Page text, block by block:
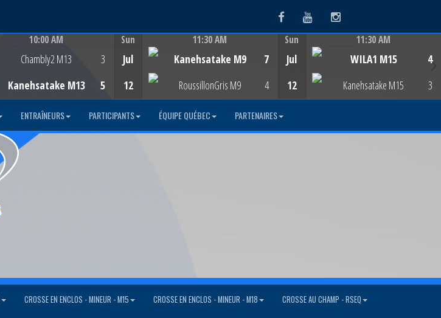
FacebookYoutubeInstagram
10:00 AM
Chambly2 M13
Kanehsatake M13
3
5
Sun
Jul
12
11:30 AM
Kanehsatake M9
RoussillonGris M9
7
4
Sun
Jul
12
11:30 AM
WILA1 M15
Kanehsatake M15
4
3
ENTRAÎNEURS PARTICIPANTS ÉQUIPE QUÉBEC PARTENAIRES
CROSSE EN ENCLOS - MINEUR - M15 CROSSE EN ENCLOS - MINEUR - M18 CROSSE AU CHAMP - RSEQ